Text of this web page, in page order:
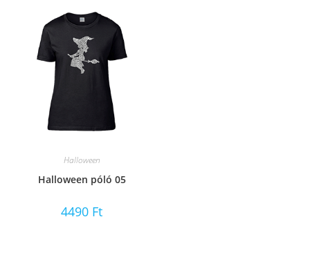
Halloween
Halloween póló 05
4490 Ft